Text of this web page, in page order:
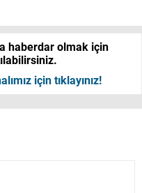
haberdar olmak için
için tıklayınız!